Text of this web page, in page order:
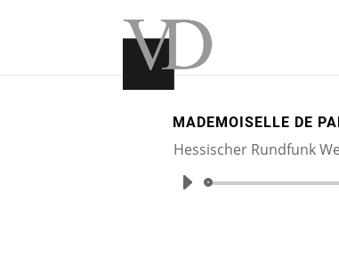
MADEMOISELLE DE
Hessischer Rundfunk